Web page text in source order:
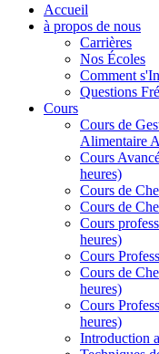
Accueil
à propos de nous
Carrières
Nos Écoles
Comment
Questions
Cours
Cours de
Alimentaire
Cours
heures)
Cours de
Cours de
Cours
heures)
Cours
Cours de
heures)
Cours
heures)
Introduction